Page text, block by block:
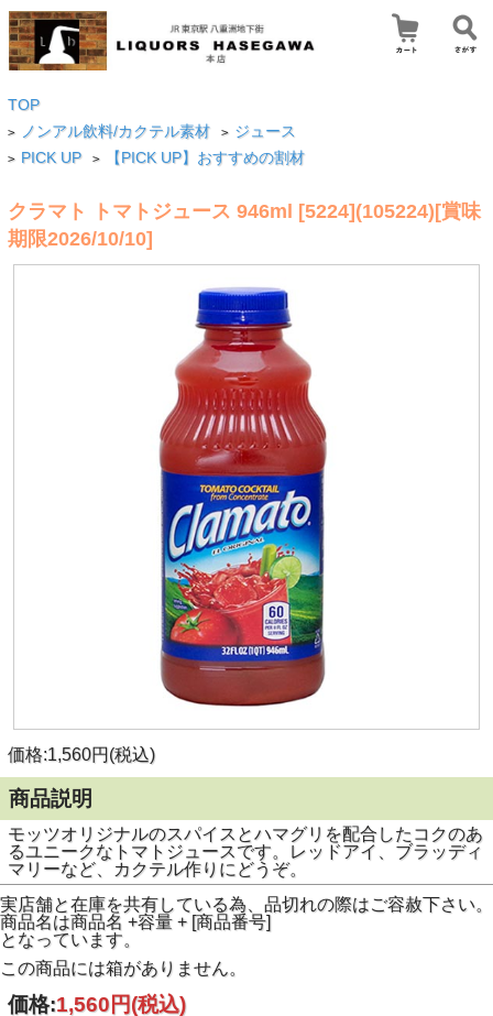
TOP
> ノンアル飲料/カクテル素材 > ジュース
> PICK UP > 【PICK UP】おすすめの割材
クラマト トマトジュース 946ml [5224](105224)[賞味
期限2026/10/10]
価格:1,560円(税込)
商品説明
モッツオリジナルのスパイスとハマグリを配合したコクのあ
るユニークなトマトジュースです。レッドアイ、ブラッディ
マリーなど、カクテル作りにどうぞ。
実店舗と在庫を共有している為、品切れの際はご容赦下さい。
商品名は商品名 +容量 + [商品番号]
となっています。
この商品には箱がありません。
価格:1,560円(税込)